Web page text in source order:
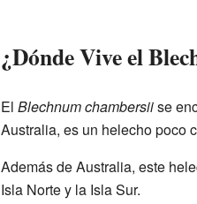
¿Dónde Vive el
El Blechnum chambersiise
Australia, es un helecho poco
Además de Australia, este
Isla Norte y la Isla Sur.